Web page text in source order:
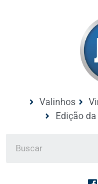
Valinhos
Edição